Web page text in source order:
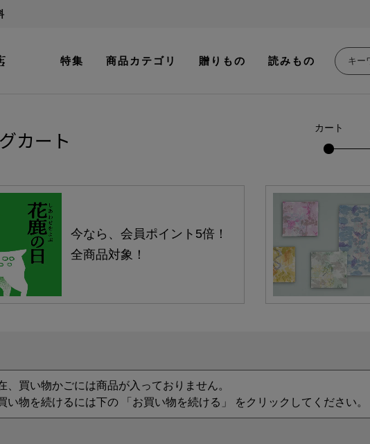
特集 商品カテゴリ 贈りもの 読みもの
カート カート
今なら、会員ポイント5倍！
全商品対象！
、買い物かごには商品が入っておりません。
い物を続けるには下の 「お買い物を続ける」 をクリックしてください。